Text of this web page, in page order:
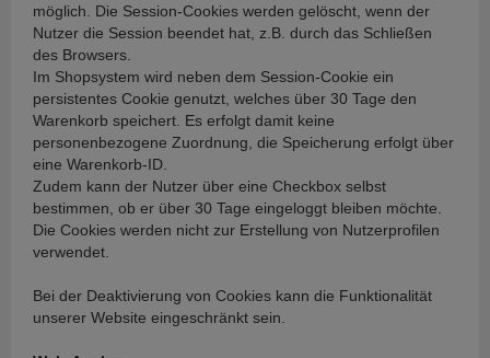
möglich. Die Session-Cookies werden gelöscht, wenn der
Nutzer die Session beendet hat, z.B. durch das Schließen
des Browsers.
Im Shopsystem wird neben dem Session-Cookie ein
persistentes Cookie genutzt, welches über 30 Tage den
Warenkorb speichert. Es erfolgt damit keine
personenbezogene Zuordnung, die Speicherung erfolgt über
eine Warenkorb-ID.
Zudem kann der Nutzer über eine Checkbox selbst
bestimmen, ob er über 30 Tage eingeloggt bleiben möchte.
Die Cookies werden nicht zur Erstellung von Nutzerprofilen
verwendet.
Bei der Deaktivierung von Cookies kann die Funktionalität
unserer Website eingeschränkt sein.